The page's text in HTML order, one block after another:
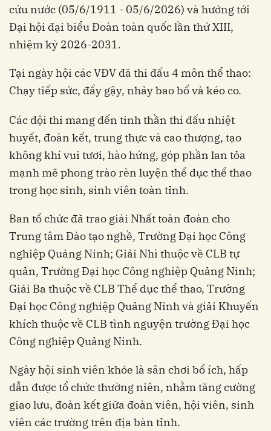
cứu nước (05/6/1911 - 05/6/2026) và hướng tới
Đại hội đại biểu Đoàn toàn quốc lần thứ XIII,
nhiệm kỳ 2026-2031.
Tại ngày hội các VĐV đã thi đấu 4 môn thể thao:
Chạy tiếp sức, đẩy gậy, nhảy bao bố và kéo co.
Các đội thi mang đến tinh thần thi đấu nhiệt
huyết, đoàn kết, trung thực và cao thượng, tạo
không khí vui tươi, hào hứng, góp phần lan tỏa
mạnh mẽ phong trào rèn luyện thể dục thể thao
trong học sinh, sinh viên toàn tỉnh.
Ban tổ chức đã trao giải Nhất toàn đoàn cho
Trung tâm Đào tạo nghề, Trường Đại học Công
nghiệp Quảng Ninh; Giải Nhì thuộc về CLB tự
quản, Trường Đại học Công nghiệp Quảng Ninh;
Giải Ba thuộc về CLB Thể dục thể thao, Trường
Đại học Công nghiệp Quảng Ninh và giải Khuyến
khích thuộc về CLB tình nguyện trường Đại học
Công nghiệp Quảng Ninh.
Ngày hội sinh viên khỏe là sân chơi bổ ích, hấp
dẫn được tổ chức thường niên, nhằm tăng cường
giao lưu, đoàn kết giữa đoàn viên, hội viên, sinh
viên các trường trên địa bàn tỉnh.